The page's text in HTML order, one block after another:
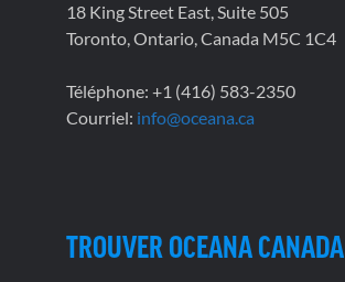
18 King Street East, Suite 505
Toronto, Ontario, Canada M5C 1C4
Téléphone: +1 (416) 583-2350
Courriel: info@oceana.ca
TROUVER OCEANA CANADA